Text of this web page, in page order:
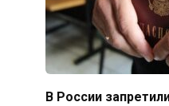
В России